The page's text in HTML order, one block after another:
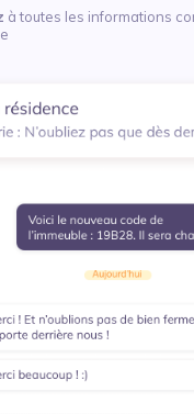
à toutes les informations